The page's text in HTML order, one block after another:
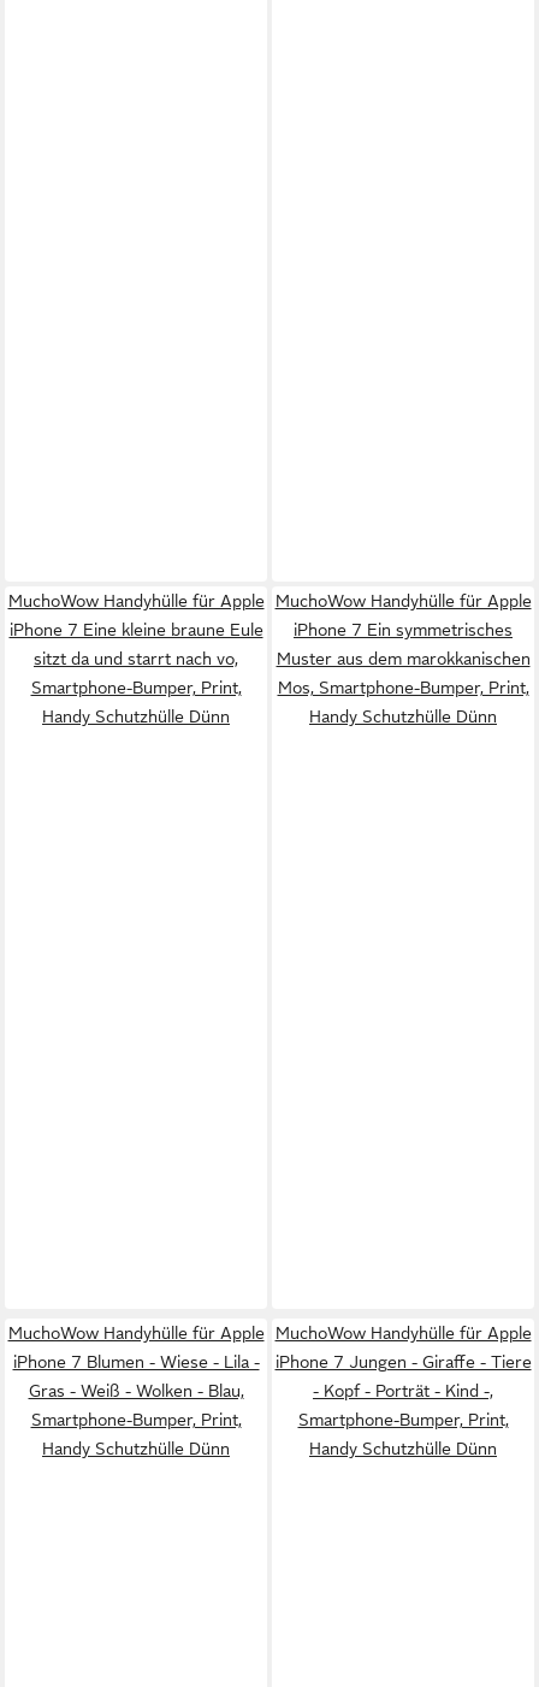
MuchoWow Handyhülle für Apple
iPhone 7 Eine kleine braune Eule
sitzt da und starrt nach vo,
Smartphone-Bumper, Print,
Handy Schutzhülle Dünn
MuchoWow Handyhülle für Apple
iPhone 7 Ein symmetrisches
Muster aus dem marokkanischen
Mos, Smartphone-Bumper, Print,
Handy Schutzhülle Dünn
MuchoWow Handyhülle für Apple
iPhone 7 Blumen - Wiese - Lila -
Gras - Weiß - Wolken - Blau,
Smartphone-Bumper, Print,
Handy Schutzhülle Dünn
MuchoWow Handyhülle für Apple
iPhone 7 Jungen - Giraffe - Tiere
- Kopf - Porträt - Kind -,
Smartphone-Bumper, Print,
Handy Schutzhülle Dünn